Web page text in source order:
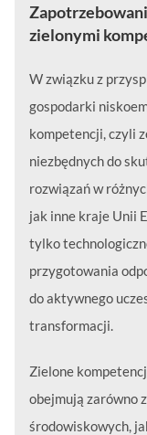
zielonymi
W związku z
gospodarki
kompetencji, czyli
niezbędnych do
rozwiązań w
jak inne kraje Unii
tylko
przygotowania
do aktywnego
transformacji.
Zielone
obejmują zarówno
środowiskowych,